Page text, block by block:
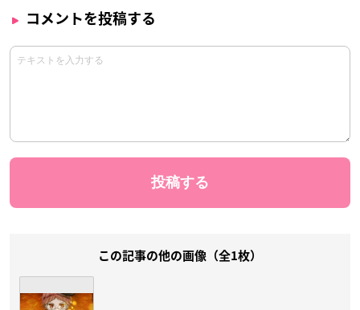
コメントを投稿する
この記事の他の画像（全1枚）